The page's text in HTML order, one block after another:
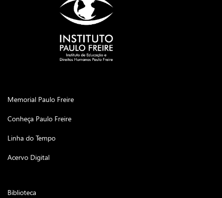
Memorial Paulo Freire
Conheça Paulo Freire
Linha do Tempo
Acervo Digital
Biblioteca